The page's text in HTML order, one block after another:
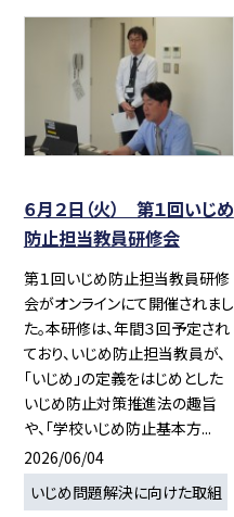
６月２日（火） 第１回いじめ
防止担当教員研修会
第１回いじめ防止担当教員研修
会がオンラインにて開催されまし
た。本研修は、年間３回予定され
ており、いじめ防止担当教員が、
「いじめ」の定義をはじめとした
いじめ防止対策推進法の趣旨
や、「学校いじめ防止基本方...
2026/06/04
いじめ問題解決に向けた取組